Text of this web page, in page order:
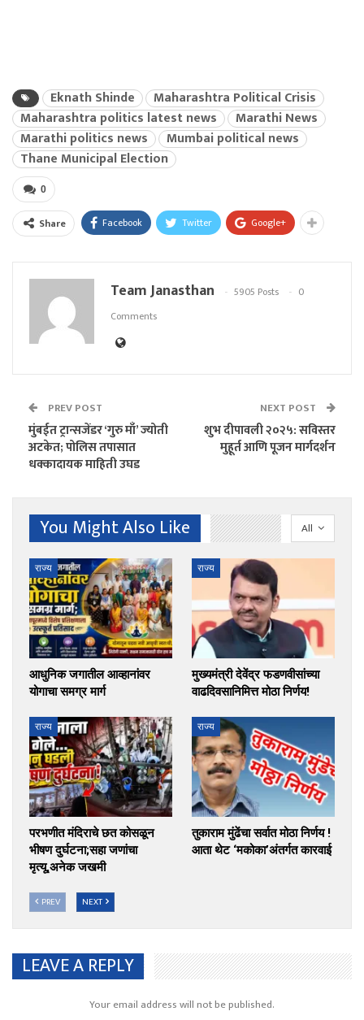
Eknath Shinde
Maharashtra Political Crisis
Maharashtra politics latest news
Marathi News
Marathi politics news
Mumbai political news
Thane Municipal Election
0
Share Facebook Twitter Google+
Team Janasthan 5905 Posts
0
Comments
PREV POST
मुंबईत ट्रान्सजेंडर ‘गुरु माँ’ ज्योती
अटकेत; पोलिस तपासात
धक्कादायक माहिती उघड
NEXT POST
शुभ दीपावली २०२५: सविस्तर
मुहूर्त आणि पूजन मार्गदर्शन
All
You Might Also Like
राज्य
आधुनिक जगातील आव्हानांवर
योगाचा समग्र मार्ग
राज्य
मुख्यमंत्री देवेंद्र फडणवीसांच्या
वाढदिवसानिमित्त मोठा निर्णय!
राज्य
परभणीत मंदिराचे छत कोसळून
भीषण दुर्घटना;सहा जणांचा
मृत्यू,अनेक जखमी
राज्य
तुकाराम मुंढेंचा सर्वात मोठा निर्णय !
आता थेट ‘मकोका’अंतर्गत कारवाई
PREV NEXT
LEAVE A REPLY
Your email address will not be published.